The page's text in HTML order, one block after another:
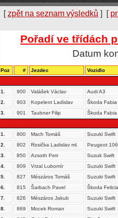
[zpět na seznam výsledků ] [
Pořadí ve třídách
Datum
Poz # Jezdec Vozidlo
1. 900 Valášek Václav
Audi A3
2.
903 Kopelent Ladislav
Škoda Fabia
3.
901 Taubner Filip Škoda Fabia
1. 800 Mach Tomáš
Suzuki Swift
2.
802 Rosička Ladislav ml.
Peugeot 106
3.
850 Azsoth Petr
Suzuk Swift
4.
809 Vrzal Lubomír
Suzuki Swift
5.
827 Mészáros Tomáš
Suzuki Swift
6.
815 Šarbach Pavel
Škoda Felicia
7.
826 Mészáros Jakub
Suzuki Swift
8.
869 Mocek Roman
Suzuki Swift